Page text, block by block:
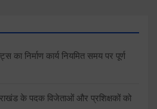
निर्माण कार्य नियमित समय पर पूर्ण
के पदक विजेताओं और प्रशिक्षकों को